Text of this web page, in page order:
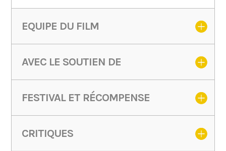
EQUIPE DU FILM
AVEC LE SOUTIEN DE
FESTIVAL ET RÉCOMPENSE
CRITIQUES